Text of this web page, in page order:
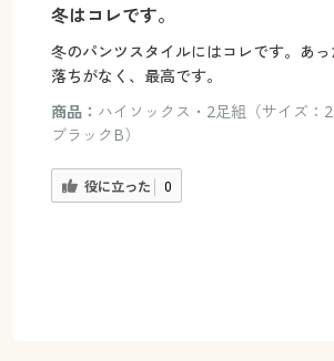
冬はコレです。
冬のパンツスタイルにはコレです。あっ
落ちがなく、最高です。
商品： ハイソックス・2足組（サイズ：
ブラックB）
役に立った 0